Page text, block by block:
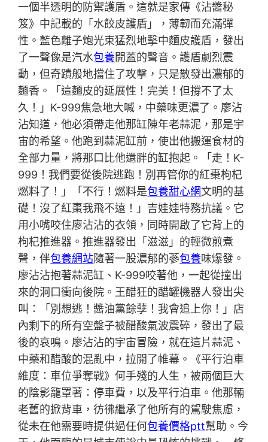
一個半透明的防禦護盾。這就是家傳《沾醬秘
笈》中記載的「水餃皮護盾」，薄韌而充滿彈
性。藍色離子炮光束猛烈地擊中麵皮護盾，發出
了一聲像是汽水包養開蓋的聲音。護盾劇烈震
動，但奇蹟般地擋住了攻擊，只是散發出濃郁的
麵香。「這麵皮的延展性！完美！但撐不了太
久！」K-999焦急地大喊，中藥味更濃了。廖沾
沾知道，他必須帶走他那缸陳年老蒜泥，那是宇
宙的希望。他跑到蒜泥缸前，使出他搬運食材的
全部力量，將那口比他還胖的缸抱起。「走！K-
999！我們要從後院逃跑！別再管你的紅棗枸杞
燃料了！」「不行！燃料是包養甜心網文明的基
礎！沒了紅棗我飛不遠！」吉娃娃特務抗議。它
用小嘴咬住廖沾沾的衣領，同時開啟了它背上的
枸杞推進器。推進器發出「滋滋」的輕微煎煮
聲，伴包養網站隨著一股濃郁的蔘包養味爆發。
廖沾沾抱著蒜泥缸、K-999咬著他，一起從撞出
來的洞口衝向後院。王醋狂的醋罐機器人發出尖
叫：「別想逃！醬油黨餘孽！我會追上你！」店
內剩下的所有空盤子被醋酸氣波震碎，發出了最
後的哀鳴。廖沾沾的宇宙冒險，就在這片蒜泥、
中藥和醋酸的混亂中，拉開了帷幕。《平行泊車
維度：車位爭奪戰》何手殘的人生，被兩個巨大
的陰影籠罩著：停車費，以及平行泊車。他那輛
老舊的掀背車，彷彿繼承了他所有的駕駛焦慮，
從未在他需要時提供過任何包養價格ptt幫助。今